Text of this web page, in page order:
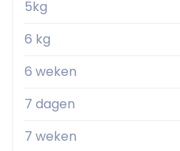
5kg
6 kg
6 weken
7 dagen
7 weken